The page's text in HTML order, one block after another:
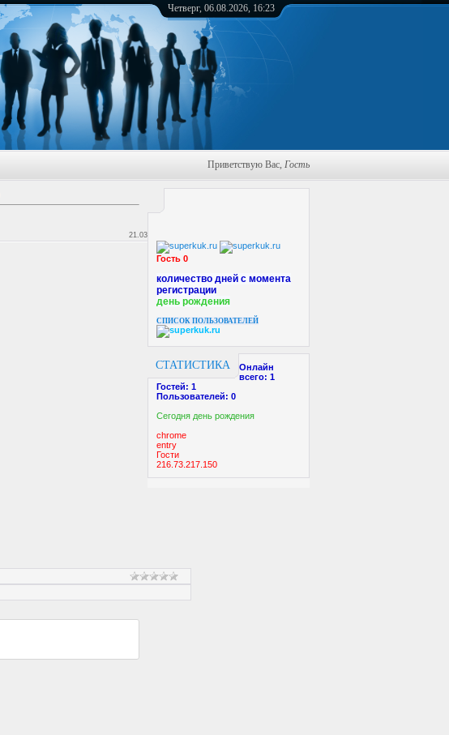
Четверг, 06.08.2026, 16:23
Приветствую Вас, Гость
Гость 0
количество дней с момента
регистрации
день рождения
СПИСОК ПОЛЬЗОВАТЕЛЕЙ
СТАТИСТИКА
Онлайн
всего: 1
Гостей: 1
Пользователей: 0
Cегодня день рождения
chrome
entry
Гости
216.73.217.150
21.03.2012, 17:06